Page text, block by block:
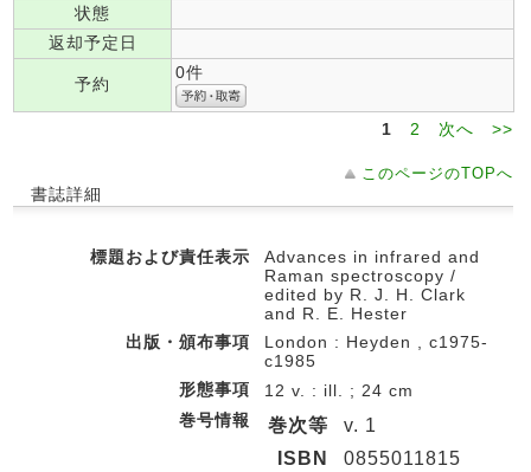
状態
返却予定日
予約
0件
1 2 次へ >>
このページのTOPへ
書誌詳細
標題および責任表示
Advances in infrared and
Raman spectroscopy /
edited by R. J. H. Clark
and R. E. Hester
出版・頒布事項
London : Heyden , c1975-
c1985
形態事項
12 v. : ill. ; 24 cm
巻号情報
巻次等
v. 1
ISBN
0855011815